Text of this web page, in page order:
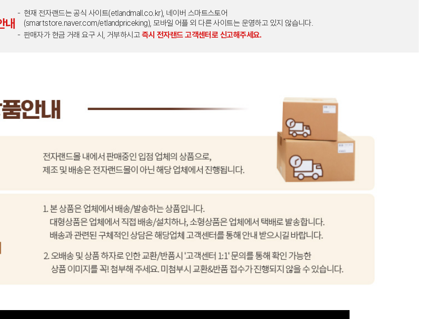
내
현재 전자랜드는 공식 사이트(etlandmall.co.kr), 네이버 스마트스토어
(smartstore.naver.com/etlandpriceking), 모바일 어플 외 다른 사이트는 운영하고 있지 않습니다.
판매자가 현금 거래 요구 시, 거부하시고 즉시 전자랜드 고객센터로 신고해주세요.